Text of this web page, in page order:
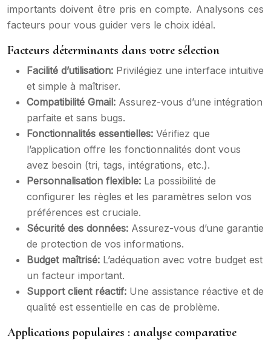
importants doivent être pris en compte. Analysons ces
facteurs pour vous guider vers le choix idéal.
Facteurs déterminants dans votre sélection
Facilité d’utilisation: Privilégiez une interface intuitive
et simple à maîtriser.
Compatibilité Gmail: Assurez-vous d’une intégration
parfaite et sans bugs.
Fonctionnalités essentielles: Vérifiez que
l’application offre les fonctionnalités dont vous
avez besoin (tri, tags, intégrations, etc.).
Personnalisation flexible: La possibilité de
configurer les règles et les paramètres selon vos
préférences est cruciale.
Sécurité des données: Assurez-vous d’une garantie
de protection de vos informations.
Budget maîtrisé: L’adéquation avec votre budget est
un facteur important.
Support client réactif: Une assistance réactive et de
qualité est essentielle en cas de problème.
Applications populaires : analyse comparative